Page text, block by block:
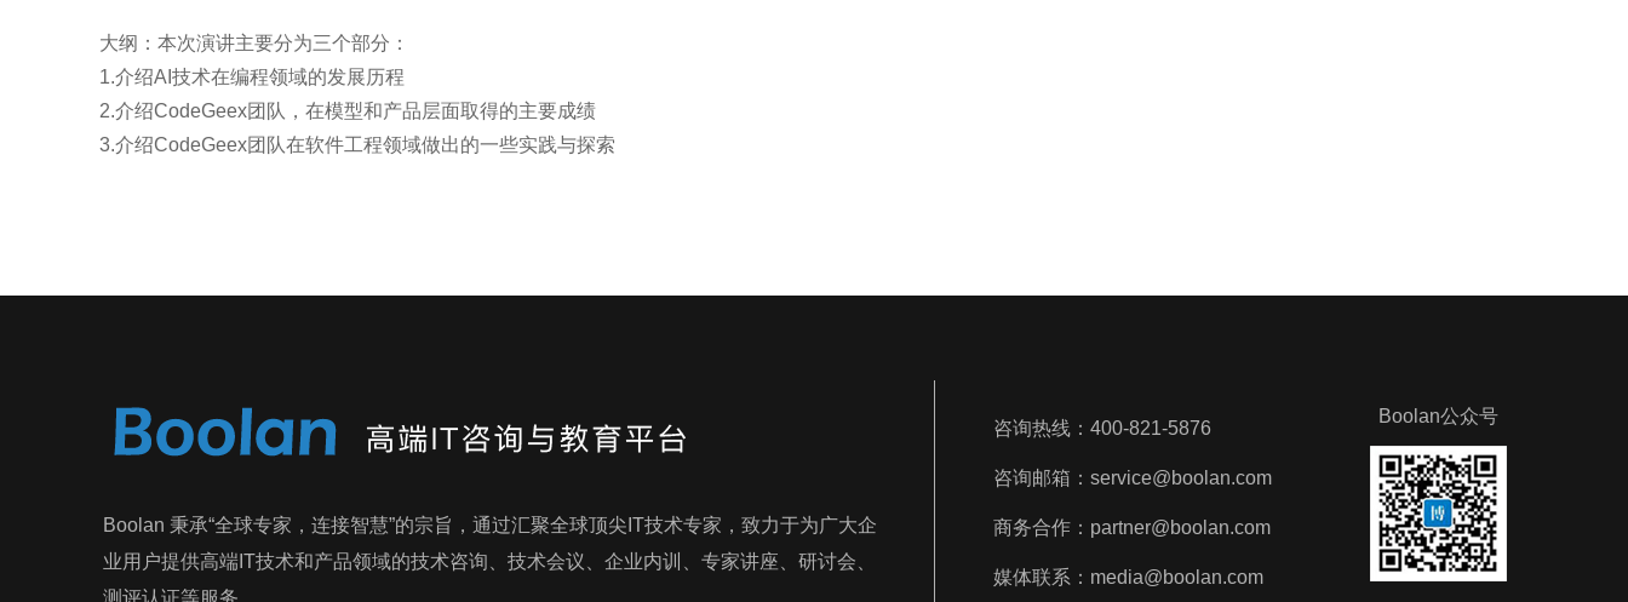
大纲：本次演讲主要分为三个部分：
1.介绍AI技术在编程领域的发展历程
2.介绍CodeGeex团队，在模型和产品层面取得的主要成绩
3.介绍CodeGeex团队在软件工程领域做出的一些实践与探索
Boolan 秉承“全球专家，连接智慧”的宗旨，通过汇聚全球顶尖IT技术专家，致力于为广大企
业用户提供高端IT技术和产品领域的技术咨询、技术会议、企业内训、专家讲座、研讨会、
测评认证等服务。
咨询热线：400-821-5876
咨询邮箱：service@boolan.com
商务合作：partner@boolan.com
媒体联系：media@boolan.com
Boolan公众号